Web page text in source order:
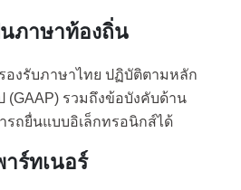
นภาษาท้องถิ่น
องรับภาษาไทย ปฏิบัติตามหลัก
(GAAP) รวมถึงข้อบังคับด้าน
รถยื่นแบบอิเล็กทรอนิกส์ได้
ร์ทเนอร์